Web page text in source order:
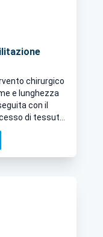
chirurgico
e lunghezza
con il
di tessuto